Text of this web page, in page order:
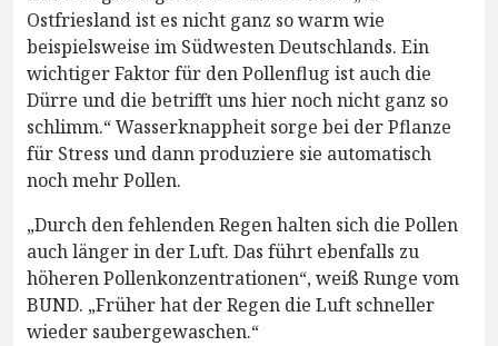
Ostfriesland ist es nicht ganz so warm wie
beispielsweise im Südwesten Deutschlands. Ein
wichtiger Faktor für den Pollenflug ist auch die
Dürre und die betrifft uns hier noch nicht ganz so
schlimm.“ Wasserknappheit sorge bei der Pflanze
für Stress und dann produziere sie automatisch
noch mehr Pollen.
„Durch den fehlenden Regen halten sich die Pollen
auch länger in der Luft. Das führt ebenfalls zu
höheren Pollenkonzentrationen“, weiß Runge vom
BUND. „Früher hat der Regen die Luft schneller
wieder saubergewaschen.“